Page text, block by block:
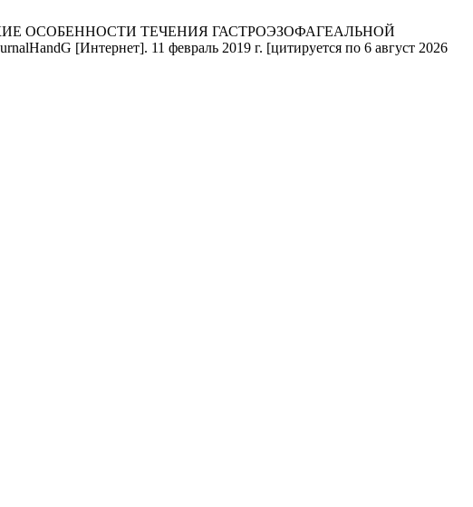
ОСОБЕННОСТИ ТЕЧЕНИЯ ГАСТРОЭЗОФАГЕАЛЬНОЙ
11 февраль 2019 г. [цитируется по 6 август 2026